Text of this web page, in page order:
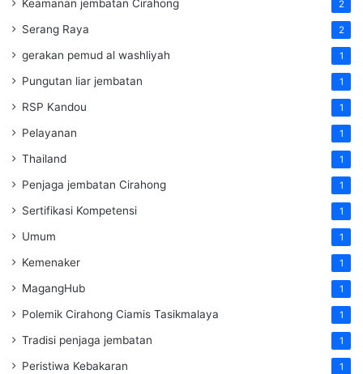
Keamanan jembatan Cirahong 2
Serang Raya 2
gerakan pemud al washliyah 1
Pungutan liar jembatan 1
RSP Kandou 1
Pelayanan 1
Thailand 1
Penjaga jembatan Cirahong 1
Sertifikasi Kompetensi 1
Umum 1
Kemenaker 1
MagangHub 1
Polemik Cirahong Ciamis Tasikmalaya 1
Tradisi penjaga jembatan 1
Peristiwa Kebakaran 1